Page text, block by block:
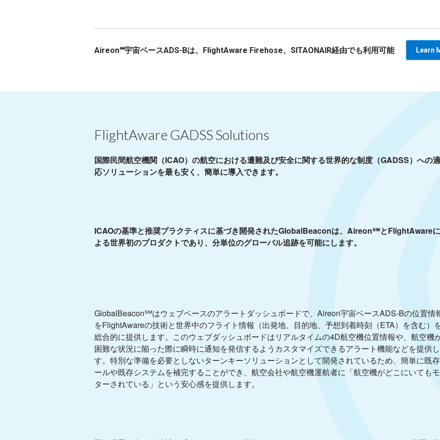
Aireon℠宇宙ベースADS-Bは、FlightAware Firehose、SITAONAIR経由でも利用可能 Learn
FlightAware GADSS Solutions
国際民間航空機関（ICAO）の航空における遭難及び安全に関する世界的な制度（GADSS）への適
応ソリューションを最も安く、簡単に導入できます。
ICAOの基準と推奨プラクティスに基づき開発されたGlobalBeaconは、Aireon℠とFlightAwareに
よる世界初のプロダクトであり、分単位のグローバル追跡を可能にします。
GlobalBeacon℠はウェブベースのアラートダッシュボードで、Aireon宇宙ベースADS-Bの位置情
をFlightAwareの技術と世界中のフライト情報（出発地、目的地、予想到着時刻（ETA）を含む）
総合的に提供します。このウェブダッシュボードはリアルタイムの4D航空機位置情報や、航空機
困難な状況に陥った際に瞬時に通知を発信するようカスタマイズできるアラート機能などを提供
す。特別な準備を必要としないターンキーソリューションとして開発されているため、簡単に既
ールや既存システムを補完することができ、航空会社や航空機運航者に「航空機がどこにいても
ターされている」という安心感を提供します。